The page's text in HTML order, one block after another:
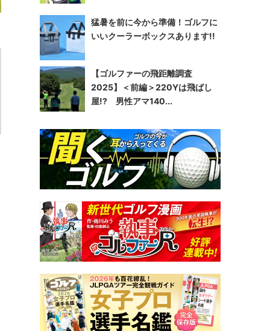
猛暑を前に今から準備！ゴルフに
いいクーラーボックスあります!!
【ゴルファーの飛距離調査
2025】＜前編＞220Yは飛ばし
屋!? 男性アマ140...